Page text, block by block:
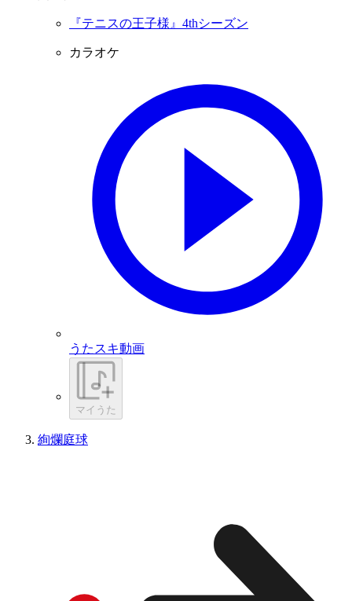
『テニスの王子様』4thシーズン
カラオケ
うたスキ動画
マイうた
絢爛庭球